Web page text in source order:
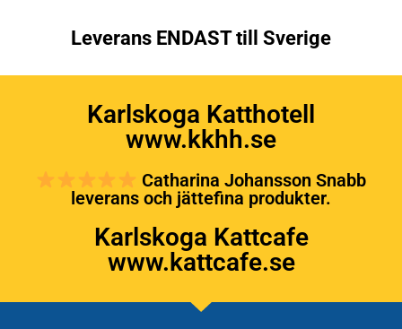
Leverans ENDAST till Sverige
Karlskoga Katthotell
www.kkhh.se
Catharina Johansson Snabb
leverans och jättefina produkter.
Karlskoga Kattcafe
www.kattcafe.se